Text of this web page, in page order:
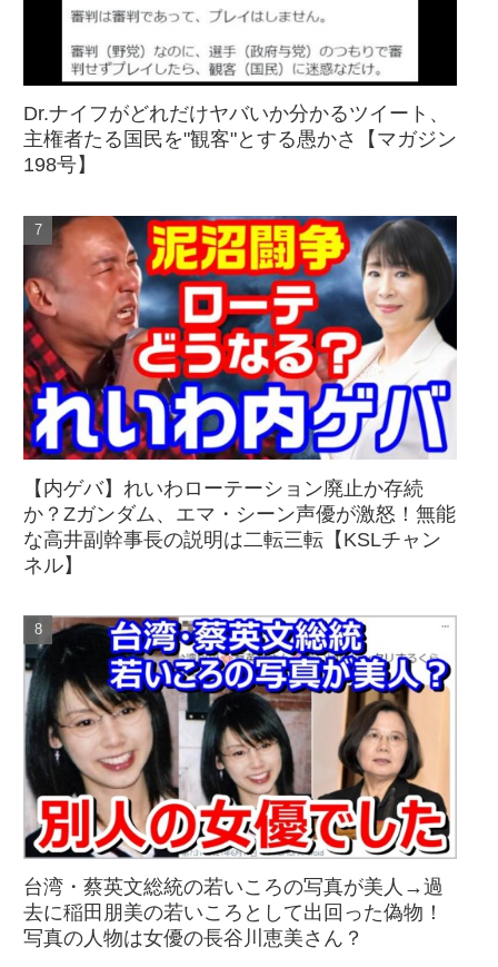
Dr.ナイフがどれだけヤバいか分かるツイート、
主権者たる国民を"観客"とする愚かさ【マガジン
198号】
【内ゲバ】れいわローテーション廃止か存続
か？Zガンダム、エマ・シーン声優が激怒！無能
な高井副幹事長の説明は二転三転【KSLチャン
ネル】
台湾・蔡英文総統の若いころの写真が美人→過
去に稲田朋美の若いころとして出回った偽物！
写真の人物は女優の長谷川恵美さん？